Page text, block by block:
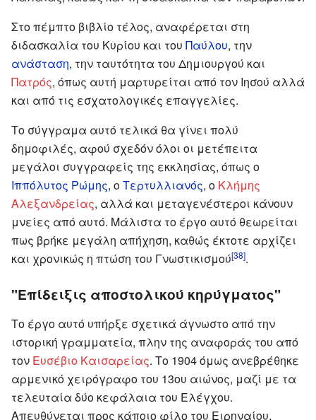
Στο πέμπτο βιβλίο τέλος, αναφέρεται στη
διδασκαλία του Κυρίου και του Παύλου, την
ανάσταση, την ταυτότητα του Δημιουργού και
Πατρός, όπως αυτή μαρτυρείται από τον Ιησού αλλά
και από τις εσχατολογικές επαγγελίες.
Το σύγγραμα αυτό τελικά θα γίνει πολύ
δημοφιλές, αφού σχεδόν όλοι οι μετέπειτα
μεγάλοι συγγραφείς της εκκλησίας, όπως ο
Ιππόλυτος Ρώμης, οΤερτυλλιανός, ο Κλήμης
Αλεξανδρείας, αλλά και μεταγενέστεροι κάνουν
μνείες από αυτό. Μάλιστα το έργο αυτό θεωρείται
πως βρήκε μεγάλη απήχηση, καθώς έκτοτε αρχίζει
και χρονικώς η πτώση του Γνωστικισμού[38].
"Επίδειξις αποστολικού κηρύγματος"
Το έργο αυτό υπήρξε σχετικά άγνωστο από την
ιστορική γραμματεία, πλην της αναφοράς του από
τον Ευσέβιο Καισαρείας. Το 1904 όμως ανεβρέθηκε
αρμενικό χειρόγραφο του 13ου αιώνος, μαζί με τα
τελευταία δύο κεφάλαια του Ελέγχου.
Απευθύνεται προς κάποιο φίλο του Ειρηναίου,